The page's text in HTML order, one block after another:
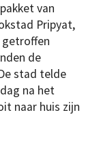
van
Pripyat,
getroffen
de
stad telde
na het
naar huis zijn